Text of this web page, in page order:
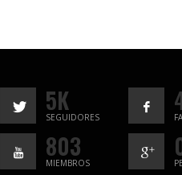
5K
SEGUIDORES
803
MIEMBROS